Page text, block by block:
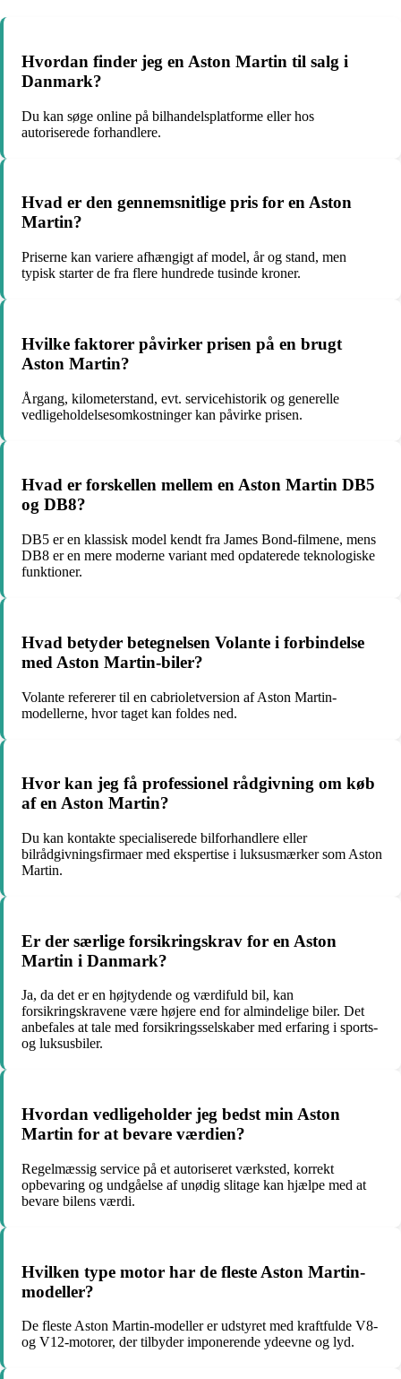
Hvordan finder jeg en Aston Martin til salg i
Danmark?
Du kan søge online på bilhandelsplatforme eller hos
autoriserede forhandlere.
Hvad er den gennemsnitlige pris for en Aston
Martin?
Priserne kan variere afhængigt af model, år og stand, men
typisk starter de fra flere hundrede tusinde kroner.
Hvilke faktorer påvirker prisen på en brugt
Aston Martin?
Årgang, kilometerstand, evt. servicehistorik og generelle
vedligeholdelsesomkostninger kan påvirke prisen.
Hvad er forskellen mellem en Aston Martin DB5
og DB8?
DB5 er en klassisk model kendt fra James Bond-filmene, mens
DB8 er en mere moderne variant med opdaterede teknologiske
funktioner.
Hvad betyder betegnelsen Volante i forbindelse
med Aston Martin-biler?
Volante refererer til en cabrioletversion af Aston Martin-
modellerne, hvor taget kan foldes ned.
Hvor kan jeg få professionel rådgivning om køb
af en Aston Martin?
Du kan kontakte specialiserede bilforhandlere eller
bilrådgivningsfirmaer med ekspertise i luksusmærker som Aston
Martin.
Er der særlige forsikringskrav for en Aston
Martin i Danmark?
Ja, da det er en højtydende og værdifuld bil, kan
forsikringskravene være højere end for almindelige biler. Det
anbefales at tale med forsikringsselskaber med erfaring i sports-
og luksusbiler.
Hvordan vedligeholder jeg bedst min Aston
Martin for at bevare værdien?
Regelmæssig service på et autoriseret værksted, korrekt
opbevaring og undgåelse af unødig slitage kan hjælpe med at
bevare bilens værdi.
Hvilken type motor har de fleste Aston Martin-
modeller?
De fleste Aston Martin-modeller er udstyret med kraftfulde V8-
og V12-motorer, der tilbyder imponerende ydeevne og lyd.